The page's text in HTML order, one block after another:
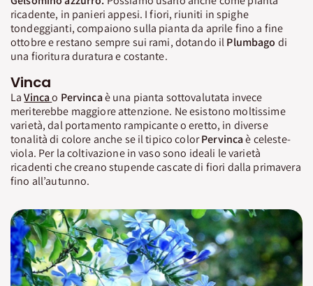
ricadente, in panieri appesi. I fiori, riuniti in spighe
tondeggianti, compaiono sulla pianta da aprile fino a fine
ottobre e restano sempre sui rami, dotando ilPlumbago di
una fioritura duratura e costante.
Vinca
LaVinca o Pervincaè una pianta sottovalutata invece
meriterebbe maggiore attenzione. Ne esistono moltissime
varietà, dal portamento rampicante o eretto, in diverse
tonalità di colore anche se il tipico colorPervincaè celeste-
viola. Per la coltivazione in vaso sono ideali le varietà
ricadenti che creano stupende cascate di fiori dalla primavera
fino all’autunno.